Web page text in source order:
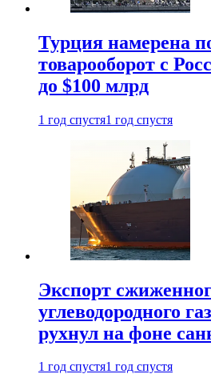
Турция намерена
товарооборот с
до $100 млрд
1 год спустя1 год спустя
Экспорт
углеводородного
рухнул на фоне
1 год спустя1 год спустя